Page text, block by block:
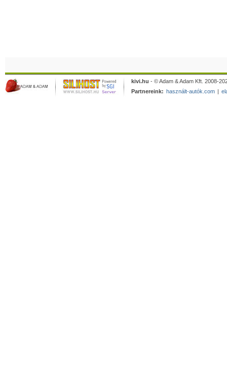
kivi.hu - © Adam & Adam Kft. 2008-
Partnereink: használt-autók.com |